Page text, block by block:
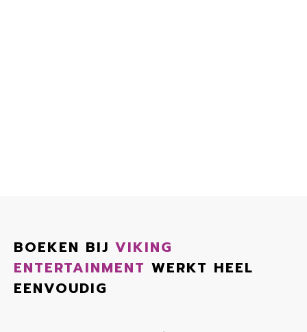
BOEKEN BIJ VIKING
ENTERTAINMENT WERKT HEEL
EENVOUDIG